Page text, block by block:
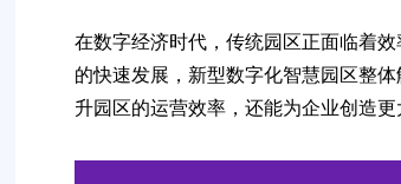
在数字经济时代，传统园区正面临着
的快速发展， 新型数字化智慧园区整体
升园区的运营效率，还能为企业创造